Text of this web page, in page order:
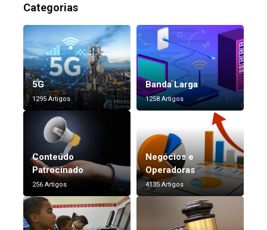
Categorias
5G
1295 Artigos
Banda Larga
1258 Artigos
Conteúdo
Patrocinado
256 Artigos
Negócios e
Operadoras
4135 Artigos